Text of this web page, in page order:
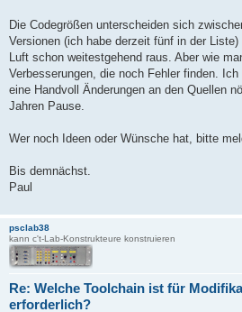
"%AVRGCCPATH%\bin\avr-gcc.exe" -
"%AVRGCCPATH%\bin\avr-objcopy" -O ihex -
@echo off
rem "%AVRGCCPATH%\bin\avr-size" -G
Die Codegrößen unterscheiden sich
Versionen (ich habe derzeit fünf in der
Luft schon weitestgehend raus. Aber wie
Verbesserungen, die noch Fehler finden.
eine Handvoll Änderungen an den Quellen
Jahren Pause.
Wer noch Ideen oder Wünsche hat, bitte
Bis demnächst.
Paul
psclab38
kann c't-Lab-Konstrukteure konstruieren
Re: Welche Toolchain ist für
erforderlich?